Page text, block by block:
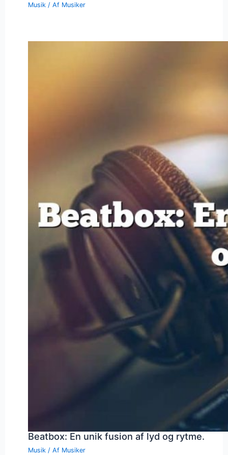
Musik / Af Musiker
Beatbox: En unik fusion af lyd og rytme.
Musik / Af Musiker